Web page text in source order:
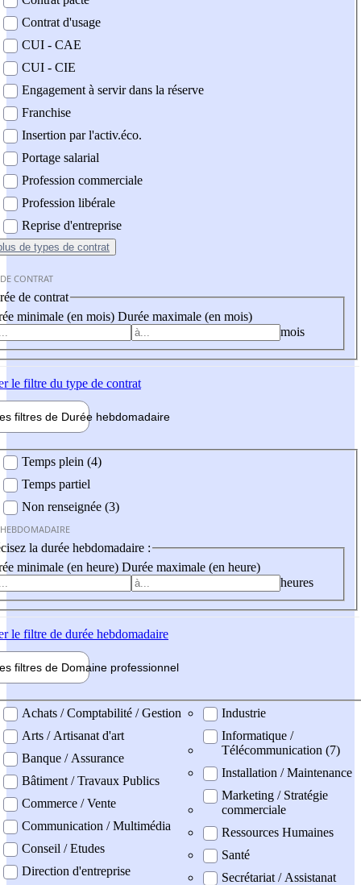
Contrat d'usage
CUI - CAE
CUI - CIE
Engagement à servir dans la réserve
Franchise
Insertion par l'activ.éco.
Portage salarial
Profession commerciale
Profession libérale
Reprise d'entreprise
de types de contrat
CONTRAT
de contrat
minimale (en mois) Durée maximale (en mois)
mois
le filtre du type de contrat
filtres de Durée hebdomadaire
Temps plein (4)
Temps partiel
Non renseignée (3)
la durée hebdomadaire :
minimale (en heure) Durée maximale (en heure)
heures
le filtre de durée hebdomadaire
filtres de Domaine professionnel
professionel
Achats / Comptabilité / Gestion
Arts / Artisanat d'art
Banque / Assurance
Bâtiment / Travaux Publics
Commerce / Vente
Communication / Multimédia
Conseil / Etudes
Direction d'entreprise
Industrie
Informatique /
Télécommunication (7)
Installation / Maintenance
Marketing / Stratégie
commerciale
Ressources Humaines
Santé
Secrétariat / Assistanat